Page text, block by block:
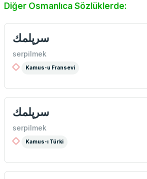
Diğer Osmanlıca Sözlüklerde:
سرپلمك
serpilmek
Kamus-u Fransevi
سرپلمك
serpilmek
Kamus-ı Türki